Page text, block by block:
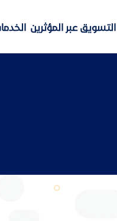
التسويق عبر المؤثرين